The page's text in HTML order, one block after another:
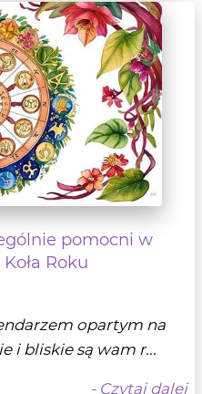
pomocni w
Roku
opartym na
i bliskie są wam r...
- Czytaj dalej